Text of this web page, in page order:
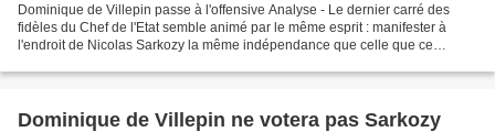
Dominique de Villepin passe à l'offensive Analyse - Le dernier carré des
fidèles du Chef de l'Etat semble animé par le même esprit : manifester à
l'endroit de Nicolas Sarkozy la même indépendance que celle que ce
Dominique de Villepin ne votera pas Sarkozy